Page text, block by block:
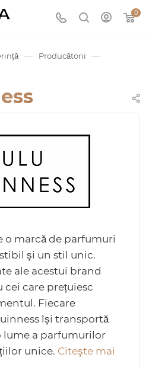
0
— Producătorii —
o marcă de parfumuri
și un stil unic.
ale acestui brand
care prețuiesc
Fiecare
își transportă
a parfumurilor
unice. Citeşte mai